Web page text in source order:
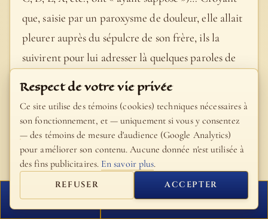
que, saisie par un paroxysme de douleur, elle allait
pleurer auprès du sépulcre de son frère, ils la
suivirent pour lui adresser là quelques paroles de
sympathie. - Elle va au tombeau… La visite des
tombeaux, surtout aux premiers jours de deuil,
n’était pas moins dans les mœurs des anciens Juifs
que dans les nôtres. Ce sont plus ordinairement
les femmes qui la pratiquent en Orient. Elles
passent parfois de longues heures au cimetière, et
s’abandonnent sur la tombe de leurs proches à
toutes les manifestations qu’inspire une violente
FERMER PROCHAIN VERSET
Respect de votre vie privée
Ce site utilise des témoins (cookies) techniques nécessaires à
son fonctionnement, et — uniquement si vous y consentez
— des témoins de mesure d'audience (Google Analytics)
pour améliorer son contenu. Aucune donnée n'est utilisée à
des fins publicitaires. En savoir plus.
REFUSER ACCEPTER